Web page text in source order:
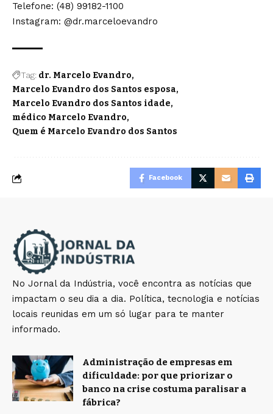
Telefone: (48) 99182-1100
Instagram: @dr.marceloevandro
Tag: dr. Marcelo Evandro
Marcelo Evandro dos Santos esposa
Marcelo Evandro dos Santos idade
médico Marcelo Evandro
Quem é Marcelo Evandro dos Santos
Facebook
No Jornal da Indústria, você encontra as notícias que
impactam o seu dia a dia. Política, tecnologia e notícias
locais reunidas em um só lugar para te manter
informado.
Administração de empresas em
dificuldade: por que priorizar o
banco na crise costuma paralisar a
fábrica?